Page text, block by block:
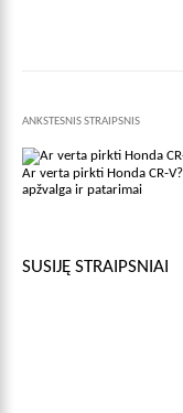
ANKSTESNIS STRAIPSNIS
Ar verta pirkti Honda CR-
apžvalga ir patarimai
SUSIJĘ STRAIPSNIAI